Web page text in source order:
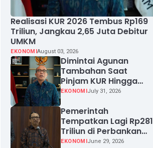
Realisasi KUR 2026 Tembus Rp169
Triliun, Jangkau 2,65 Juta Debitur
UMKM
EKONOMIAugust 03, 2026
Dimintai Agunan
Tambahan Saat
Pinjam KUR Hingga
Rp100 Juta, Segera
EKONOMI July 31, 2026
Pemerintah
Tempatkan Lagi Rp281
Triliun di Perbankan
demi Jaga Likuiditas
EKONOMI June 29, 2026